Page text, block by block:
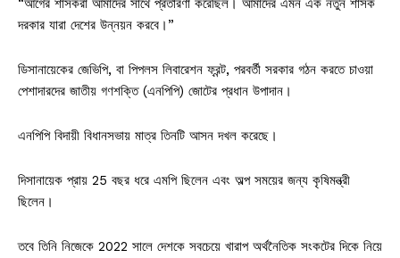
“আগের শাসকরা আমাদের সাথে প্রতারণা করেছিল। আমাদের এমন এক নতুন শাসক
দরকার যারা দেশের উন্নয়ন করবে।”
ডিসানায়েকের জেভিপি, বা পিপলস লিবারেশন ফ্রন্ট, পরবর্তী সরকার গঠন করতে চাওয়া
পেশাদারদের জাতীয় গণশক্তি (এনপিপি) জোটের প্রধান উপাদান।
এনপিপি বিদায়ী বিধানসভায় মাত্র তিনটি আসন দখল করেছে।
দিসানায়েক প্রায় 25 বছর ধরে এমপি ছিলেন এবং অল্প সময়ের জন্য কৃষিমন্ত্রী
ছিলেন।
তবে তিনি নিজেকে 2022 সালে দেশকে সবচেয়ে খারাপ অর্থনৈতিক সংকটের দিকে নিয়ে